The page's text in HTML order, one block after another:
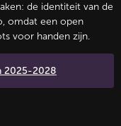
de identiteit van de
omdat een open
voor handen zijn.
2025-2028